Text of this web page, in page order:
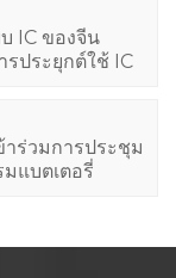
IC ของจีน
ประยุกต์ใช้ IC
ร่วมการประชุม
แบตเตอรี่